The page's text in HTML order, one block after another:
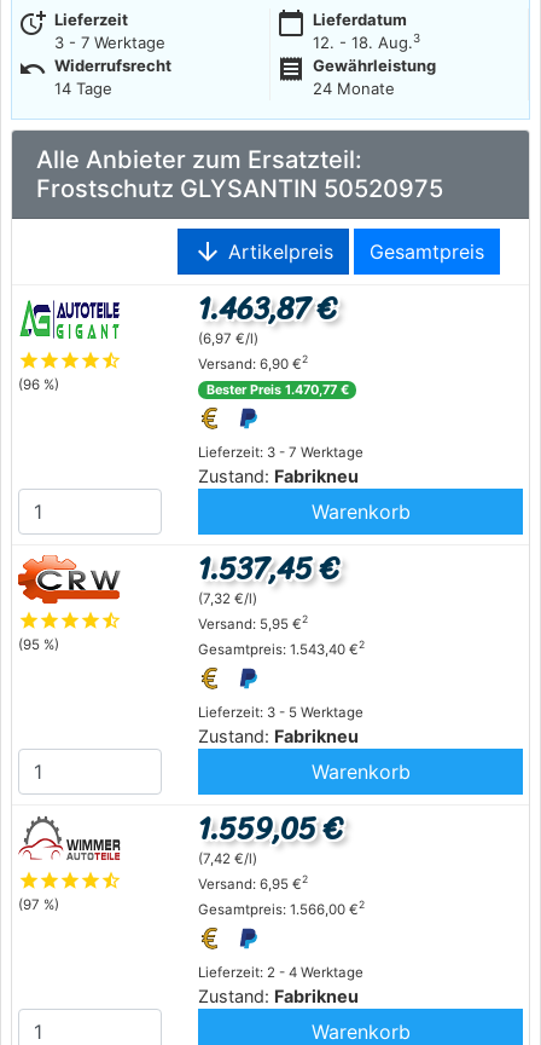
more_time Lieferzeit
3 - 7 Werktage
calendar_today Lieferdatum
12. - 18. Aug.3
undo Widerrufsrecht
14 Tage
receipt
Gewährleistung
24 Monate
Alle Anbieter zum Ersatzteil:
Frostschutz GLYSANTIN 50520975
arrow_downward Artikelpreis Gesamtpreis
starstarstarstarstar_half
(96 %)
Lieferzeit: 3 - 7 Werktage
Zustand: Fabrikneu
1.463,87 €
(6,97 €/l)
Versand: 6,90 €2
Bester Preis 1.470,77 €
Warenkorb
starstarstarstarstar_half
(95 %)
Lieferzeit: 3 - 5 Werktage
Zustand: Fabrikneu
1.537,45 €
(7,32 €/l)
Versand: 5,95 €2
Gesamtpreis: 1.543,40 €2
Warenkorb
starstarstarstarstar_half
(97 %)
Lieferzeit: 2 - 4 Werktage
Zustand: Fabrikneu
1.559,05 €
(7,42 €/l)
Versand: 6,95 €2
Gesamtpreis: 1.566,00 €2
Warenkorb